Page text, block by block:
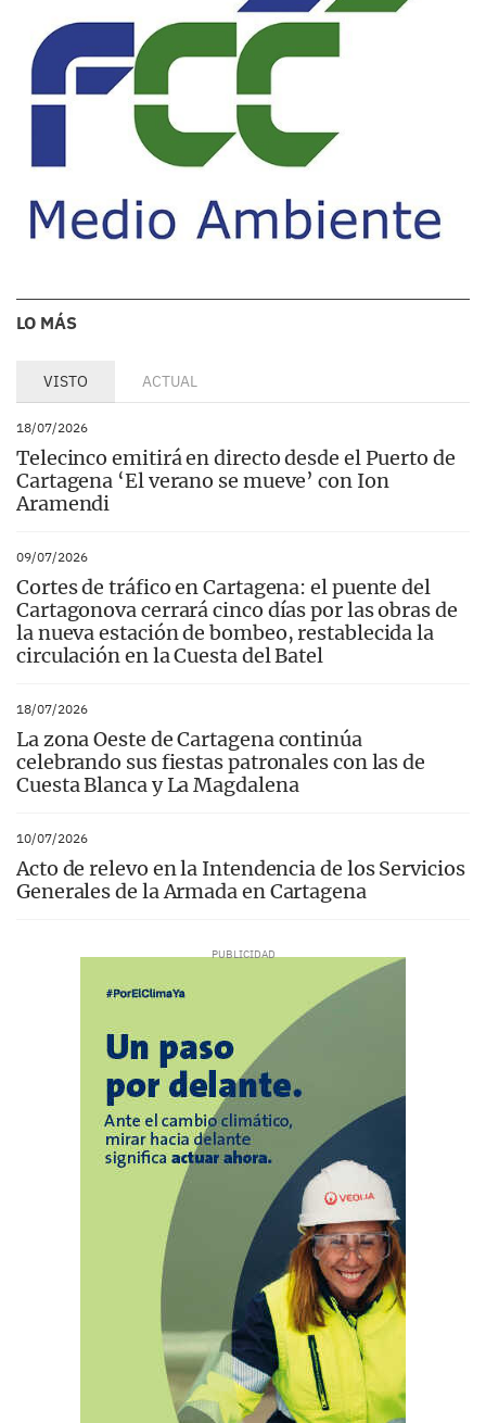
LO MÁS
VISTO ACTUAL
18/07/2026
Telecinco emitirá en directo desde el Puerto de
Cartagena ‘El verano se mueve’ con Ion
Aramendi
09/07/2026
Cortes de tráfico en Cartagena: el puente del
Cartagonova cerrará cinco días por las obras de
la nueva estación de bombeo, restablecida la
circulación en la Cuesta del Batel
18/07/2026
La zona Oeste de Cartagena continúa
celebrando sus fiestas patronales con las de
Cuesta Blanca y La Magdalena
10/07/2026
Acto de relevo en la Intendencia de los Servicios
Generales de la Armada en Cartagena